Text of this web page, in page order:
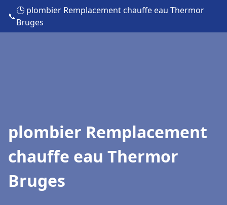
📞
🕒 plombier Remplacement chauffe eau Thermor
Bruges
plombier Remplacement
chauffe eau Thermor
Bruges